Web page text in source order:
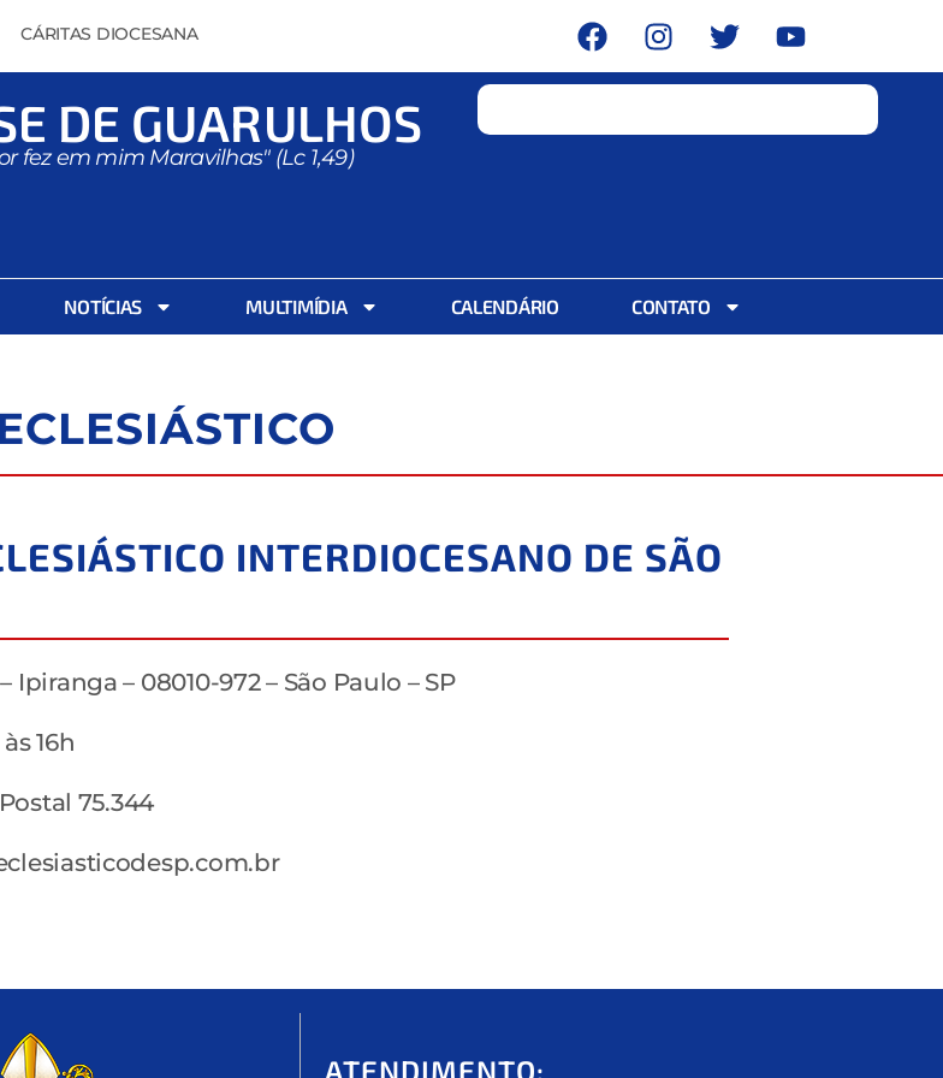
CÁRITAS DIOCESANA
DE GUARULHOS
fez em mim Maravilhas" (Lc 1,49)
NOTÍCIAS MULTIMÍDIA CALENDÁRIO CONTATO
INTERDIOCESANO DE SÃO
Ipiranga – 08010-972 – São Paulo – SP
16h
Postal 75.344
ATENDIMENTO: